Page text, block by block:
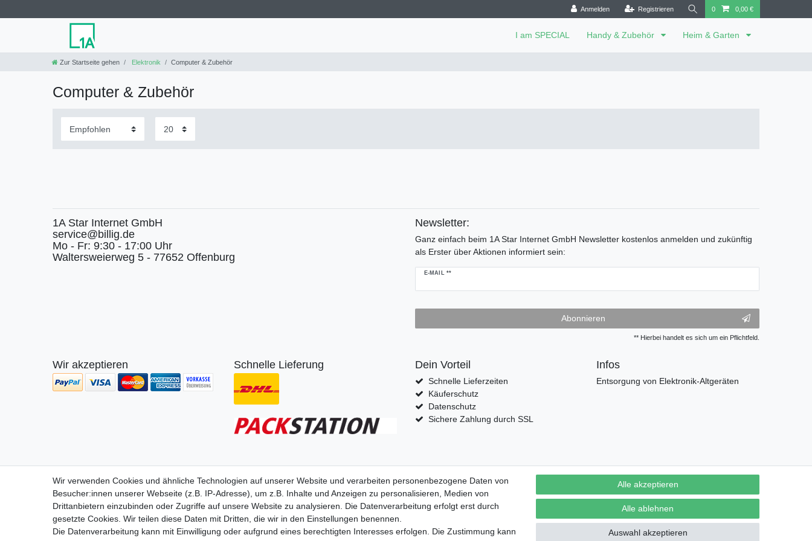
Anmelden Registrieren 0 0,00 €
I am SPECIAL Handy & Zubehör Heim & Garten
Zur Startseite gehen Elektronik Computer & Zubehör
Computer & Zubehör
1A Star Internet GmbH
service@billig.de
Mo - Fr: 9:30 - 17:00 Uhr
Waltersweierweg 5 - 77652 Offenburg
Newsletter:
Ganz einfach beim 1A Star Internet GmbH Newsletter kostenlos anmelden und zukünftig
als Erster über Aktionen informiert sein:
E-MAIL **
Newsletter
Abonnieren
** Hierbei handelt es sich um ein Pflichtfeld.
Wir akzeptieren Schnelle Lieferung
Wir liefern nach
Dein Vorteil
Schnelle Lieferzeiten
Käuferschutz
Datenschutz
Sichere Zahlung durch SSL
Infos
Entsorgung von Elektronik-Altgeräten
Wir verwenden Cookies und ähnliche Technologien auf unserer Website und verarbeiten personenbezogene Daten von
Besucher:innen unserer Webseite (z.B. IP-Adresse), um z.B. Inhalte und Anzeigen zu personalisieren, Medien von
Drittanbietern einzubinden oder Zugriffe auf unsere Website zu analysieren. Die Datenverarbeitung erfolgt erst durch
gesetzte Cookies. Wir teilen diese Daten mit Dritten, die wir in den Einstellungen benennen.
Die Datenverarbeitung kann mit Einwilligung oder aufgrund eines berechtigten Interesses erfolgen. Die Zustimmung kann
Alle akzeptieren
Alle ablehnen
Auswahl akzeptieren